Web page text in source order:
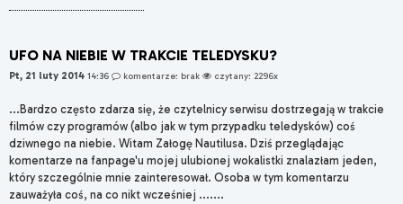
UFO NA NIEBIE W TRAKCIE TELEDYSKU?
Pt, 21 luty 2014 14:36 komentarze: brak czytany: 2296x
...Bardzo często zdarza się, że czytelnicy serwisu dostrzegają w trakcie
filmów czy programów (albo jak w tym przypadku teledysków) coś
dziwnego na niebie. Witam Załogę Nautilusa. Dziś przeglądając
komentarze na fanpage'u mojej ulubionej wokalistki znalazłam jeden,
który szczególnie mnie zainteresował. Osoba w tym komentarzu
zauważyła coś, na co nikt wcześniej .......